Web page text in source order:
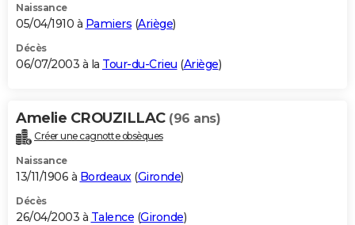
Naissance
05/04/1910 à Pamiers (Ariège)
Décès
06/07/2003 à la Tour-du-Crieu (Ariège)
Amelie CROUZILLAC (96 ans)
Créer une cagnotte obsèques
Naissance
13/11/1906 à Bordeaux(Gironde)
Décès
26/04/2003 à Talence (Gironde)